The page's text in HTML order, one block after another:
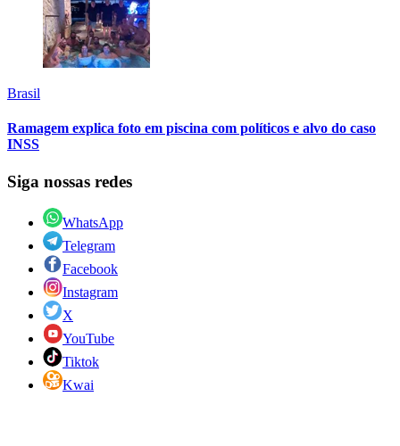
Brasil
Ramagem explica foto em piscina com políticos e alvo do caso
INSS
Siga nossas redes
WhatsApp
Telegram
Facebook
Instagram
X
YouTube
Tiktok
Kwai